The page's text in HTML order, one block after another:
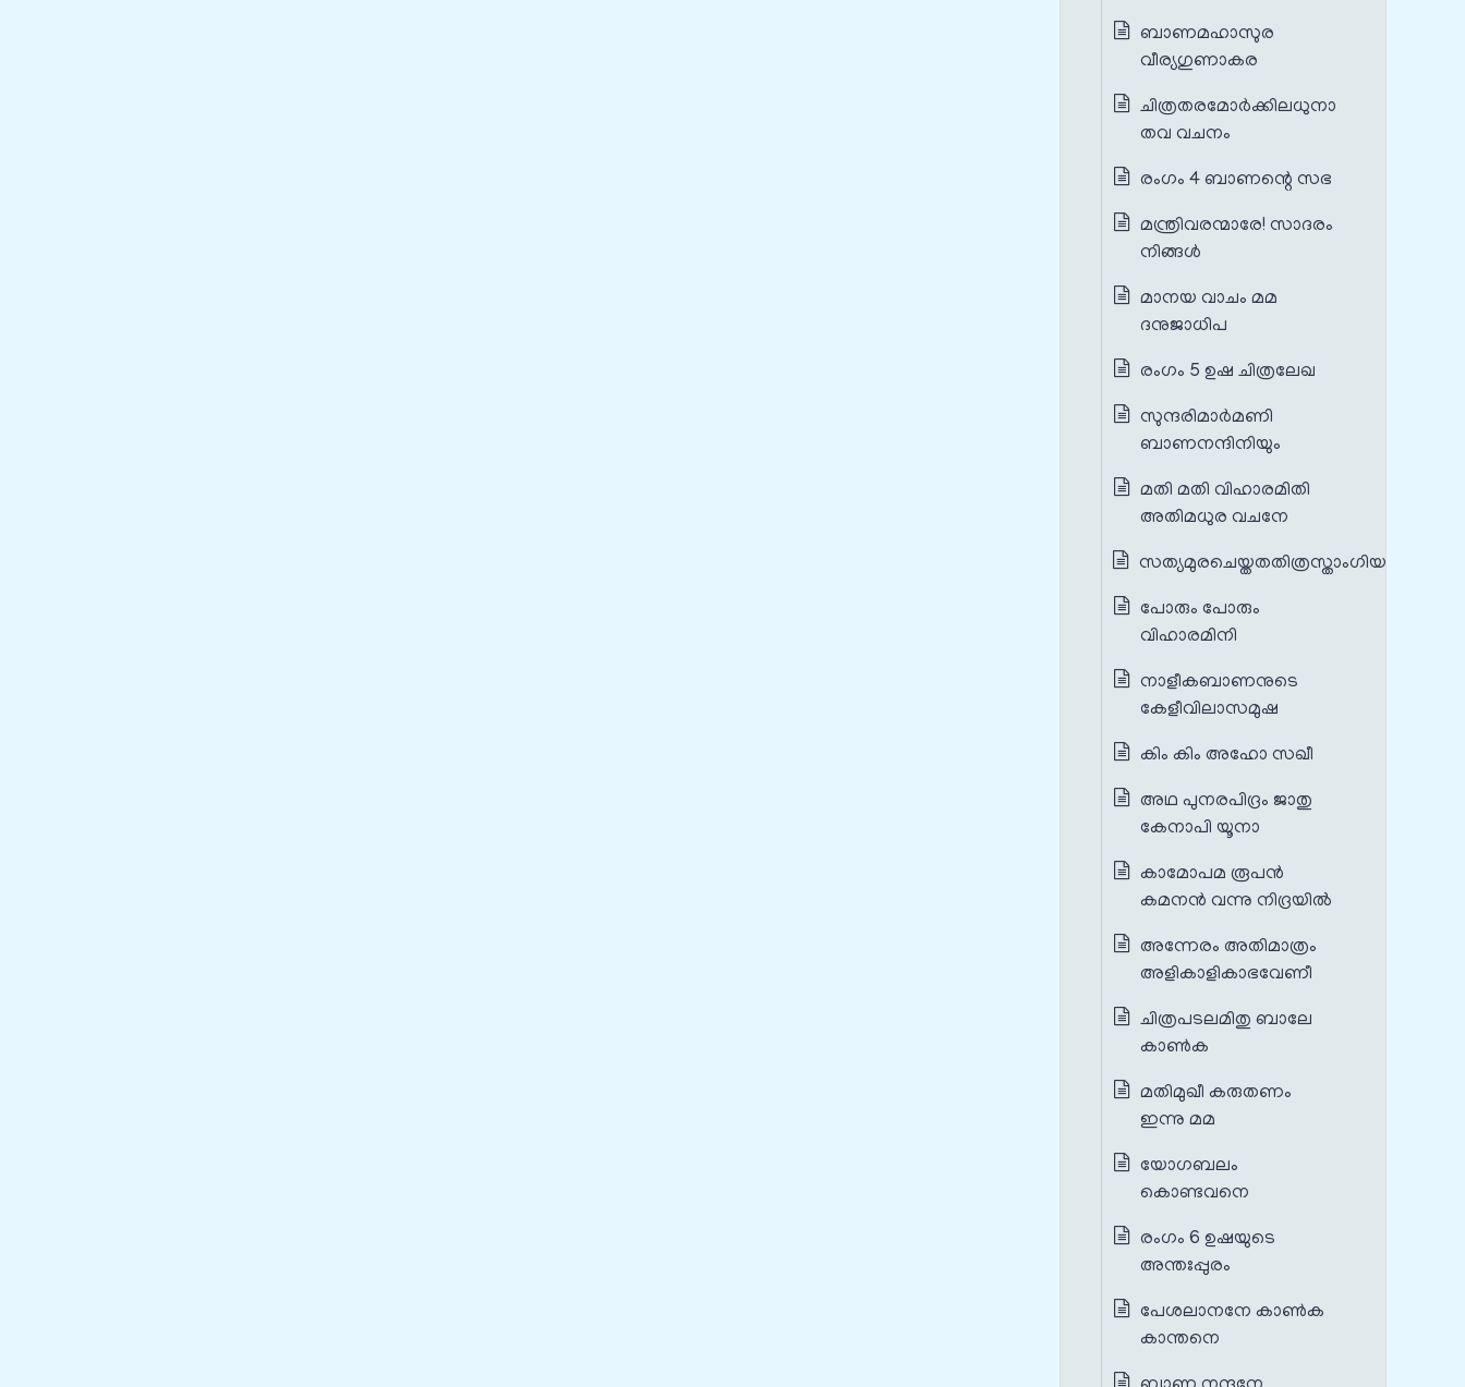
ബാണമഹാസുര
വീര്യഗുണാകര
ചിത്രതരമോർക്കിലധുനാ
തവ വചനം
രംഗം 4 ബാണന്റെ സഭ
മന്ത്രിവരന്മാരേ! സാദരം
നിങ്ങൾ
മാനയ വാചം മമ
ദനുജാധിപ
രംഗം 5 ഉഷ ചിത്രലേഖ
സുന്ദരിമാർമണി
ബാണനന്ദിനിയും
മതി മതി വിഹാരമിതി
അതിമധുര വചനേ
സത്യമുരചെയ്തതതിത്രസ്താംഗിയായി
പോരും പോരും
വിഹാരമിനി
നാളീകബാണനുടെ
കേളീവിലാസമുഷ
കിം കിം അഹോ സഖീ
അഥ പുനരപിദ്രം ജാതു
കേനാപി യൂനാ
കാമോപമ രൂപൻ
കമനൻ വന്നു നിദ്രയിൽ
അന്നേരം അതിമാത്രം
അളികാളികാഭവേണീ
ചിത്രപടലമിതു ബാലേ
കാൺക
മതിമുഖീ കരുതണം
ഇന്നു മമ
യോഗബലം
കൊണ്ടവനെ
രംഗം 6 ഉഷയുടെ
അന്തഃപ്പുരം
പേശലാനനേ കാൺക
കാന്തനെ